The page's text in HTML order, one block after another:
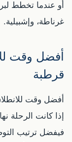
أو عندما تخطط
غرناطة، وإشبيلية.
أفضل وقت
قرطبة
أفضل وقت
إذا كانت الرحلة
فيفضل ترتيب